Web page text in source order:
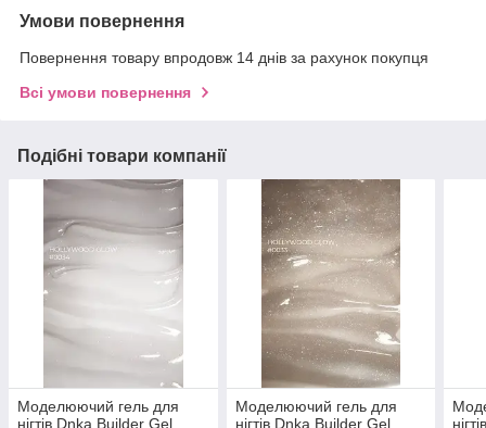
Умови повернення
Повернення товару впродовж 14 днів за рахунок покупця
Всі умови повернення
Подібні товари компанії
Моделюючий гель для
нігтів Dnka Builder Gel
Моделюючий гель для
нігтів Dnka Builder Gel